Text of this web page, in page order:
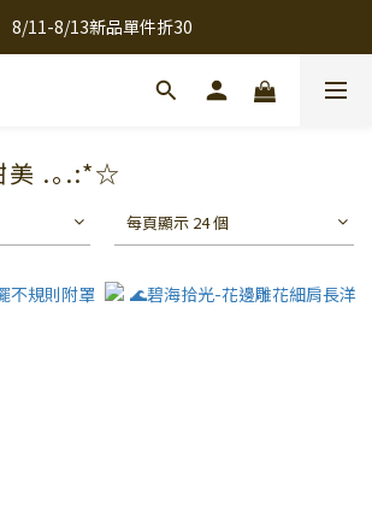
全館滿千免運
8/11-8/13新品單件折30
美 .｡.:*☆
每頁顯示 24 個